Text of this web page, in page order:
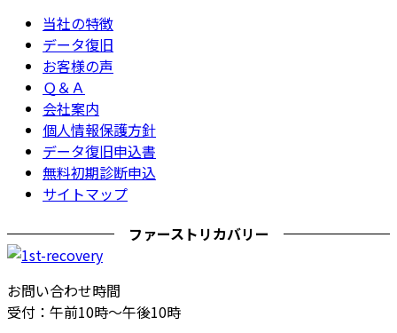
当社の特徴
データ復旧
お客様の声
Ｑ＆Ａ
会社案内
個人情報保護方針
データ復旧申込書
無料初期診断申込
サイトマップ
ファーストリカバリー
お問い合わせ時間
受付：午前10時～午後10時